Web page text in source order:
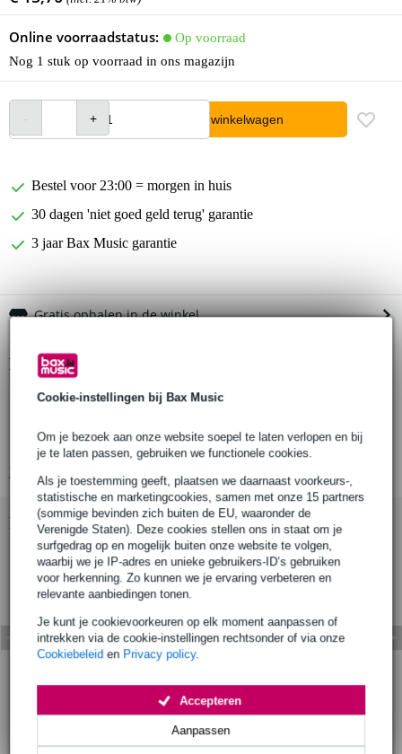
Cookie-instellingen bij Bax Music
Om je bezoek aan onze website soepel te laten verlopen en bij
je te laten passen, gebruiken we functionele cookies.
Als je toestemming geeft, plaatsen we daarnaast voorkeurs-,
statistische en marketingcookies, samen met onze 15 partners
(sommige bevinden zich buiten de EU, waaronder de
Verenigde Staten). Deze cookies stellen ons in staat om je
surfgedrag op en mogelijk buiten onze website te volgen,
waarbij we je IP-adres en unieke gebruikers-ID’s gebruiken
voor herkenning. Zo kunnen we je ervaring verbeteren en
relevante aanbiedingen tonen.
Je kunt je cookievoorkeuren op elk moment aanpassen of
intrekken via de cookie-instellingen rechtsonder of via onze
Cookiebeleid en Privacy policy.
Aanpassen
Accepteren
Online voorraadstatus:
Op voorraad
Nog 1 stuk op voorraad in ons magazijn
In winkelwagen
Bestel voor 23:00 = morgen in huis
30 dagen 'niet goed geld terug' garantie
3 jaar Bax Music garantie
Gratis ophalen in de winkel
Productinformatie
Brennenstuhl Eco-Line 1159560516
aantal sockets: 6
Bekijk ook eens (1)